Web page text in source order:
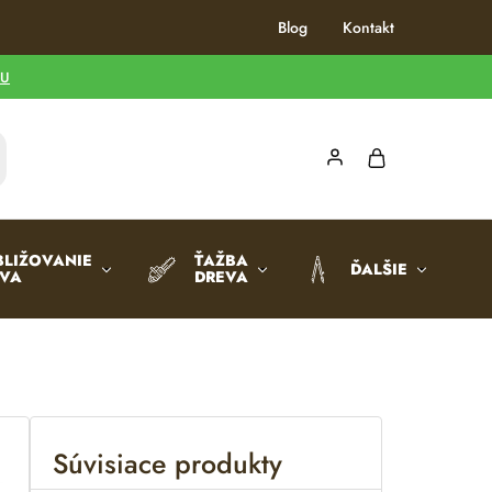
Blog Kontakt
ŤAŽBA
DREVA ĎALŠIE
Súvisiace produkty